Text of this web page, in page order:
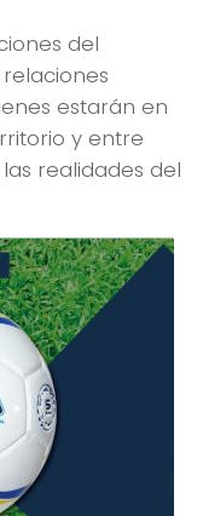
del
estarán en
y entre
realidades del